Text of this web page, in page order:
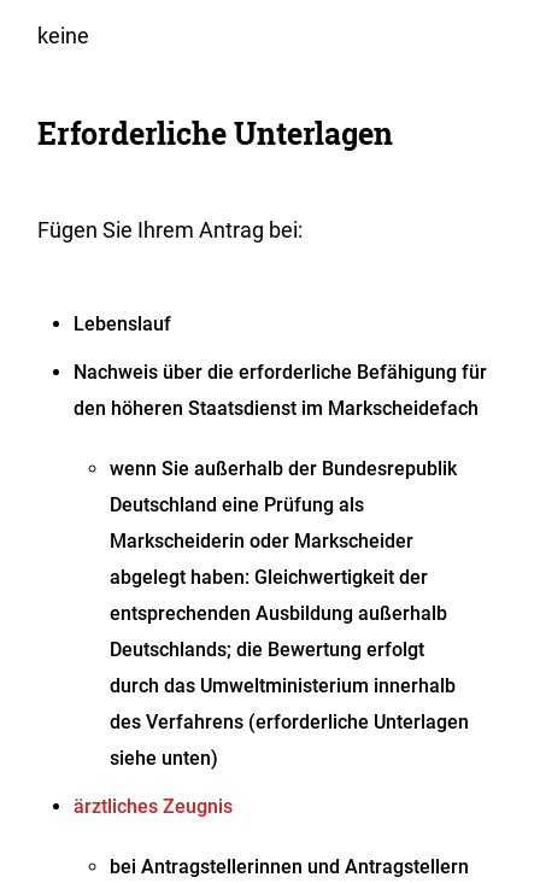
keine
Erforderliche Unterlagen
Fügen Sie Ihrem Antrag bei:
Lebenslauf
Nachweis über die erforderliche Befähigung für
den höheren Staatsdienst im Markscheidefach
wenn Sie außerhalb der Bundesrepublik
Deutschland eine Prüfung als
Markscheiderin oder Markscheider
abgelegt haben: Gleichwertigkeit der
entsprechenden Ausbildung außerhalb
Deutschlands; die Bewertung erfolgt
durch das Umweltministerium innerhalb
des Verfahrens (erforderliche Unterlagen
siehe unten)
ärztliches Zeugnis
bei Antragstellerinnen und Antragstellern